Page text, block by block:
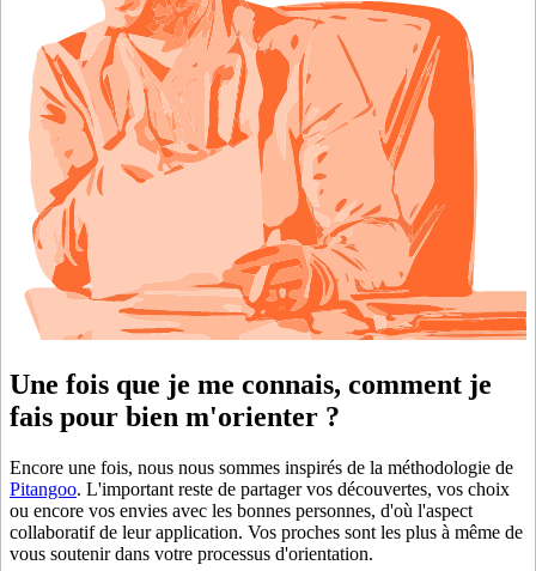
Une fois que je me connais, comment je
fais pour bien m'orienter ?
Encore une fois, nous nous sommes inspirés de la méthodologie de
Pitangoo. L'important reste de partager vos découvertes, vos choix
ou encore vos envies avec les bonnes personnes, d'où l'aspect
collaboratif de leur application. Vos proches sont les plus à même de
vous soutenir dans votre processus d'orientation.